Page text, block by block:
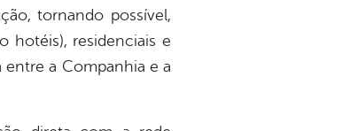
tornando possível,
hotéis), residenciais e
entre a Companhia e a